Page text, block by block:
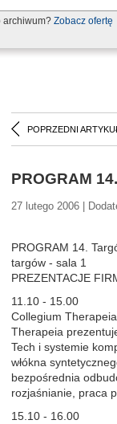
archiwum? Zobacz ofertę
POPRZEDNI
PROGRAM
27 lutego 2006 |
PROGRAM 14.
targów - sala 1
PREZENTACJE
11.10 - 15.00
Collegium
Therapeia
Tech i systemie
włókna
bezpośrednia
rozjaśnianie, praca
15.10 - 16.00